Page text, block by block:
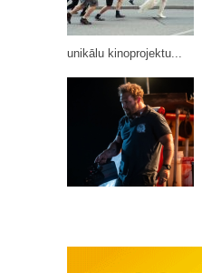
unikālu kinoprojektu...